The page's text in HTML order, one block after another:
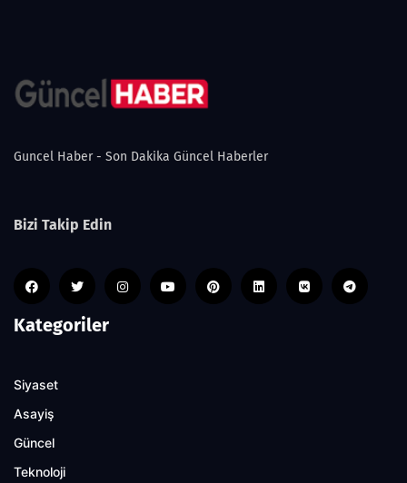
Guncel Haber - Son Dakika Güncel Haberler
Bizi Takip Edin
Kategoriler
Siyaset
Asayiş
Güncel
Teknoloji